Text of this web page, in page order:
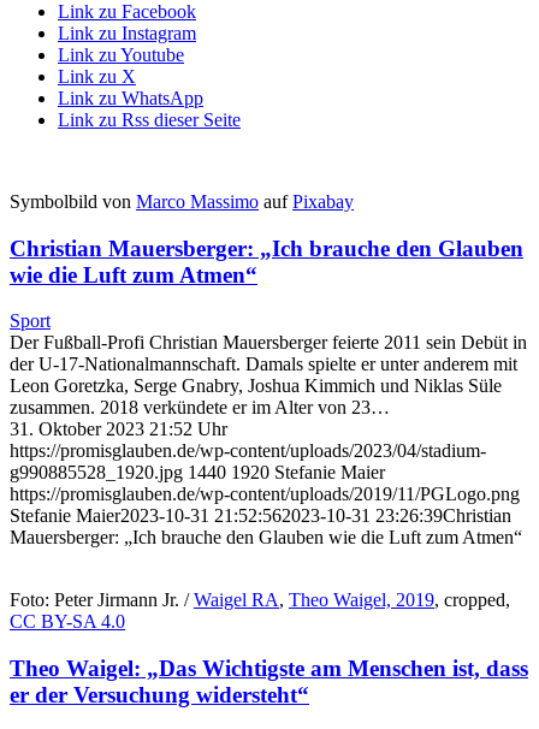
Link zu Facebook
Link zu Instagram
Link zu Youtube
Link zu X
Link zu WhatsApp
Link zu Rss dieser Seite
Symbolbild von Marco Massimo aufPixabay
Christian Mauersberger: „Ich brauche den Glauben
wie die Luft zum Atmen“
Sport
Der Fußball-Profi Christian Mauersberger feierte 2011 sein Debüt in
der U-17-Nationalmannschaft. Damals spielte er unter anderem mit
Leon Goretzka, Serge Gnabry, Joshua Kimmich und Niklas Süle
zusammen. 2018 verkündete er im Alter von 23…
31. Oktober 2023 21:52 Uhr
https://promisglauben.de/wp-content/uploads/2023/04/stadium-
g990885528_1920.jpg 1440 1920 Stefanie Maier
https://promisglauben.de/wp-content/uploads/2019/11/PGLogo.png
Stefanie Maier2023-10-31 21:52:562023-10-31 23:26:39Christian
Mauersberger: „Ich brauche den Glauben wie die Luft zum Atmen“
Foto: Peter Jirmann Jr. /Waigel RA, Theo Waigel, 2019, cropped,
CC BY-SA 4.0
Theo Waigel: „Das Wichtigste am Menschen ist, dass
er der Versuchung widersteht“